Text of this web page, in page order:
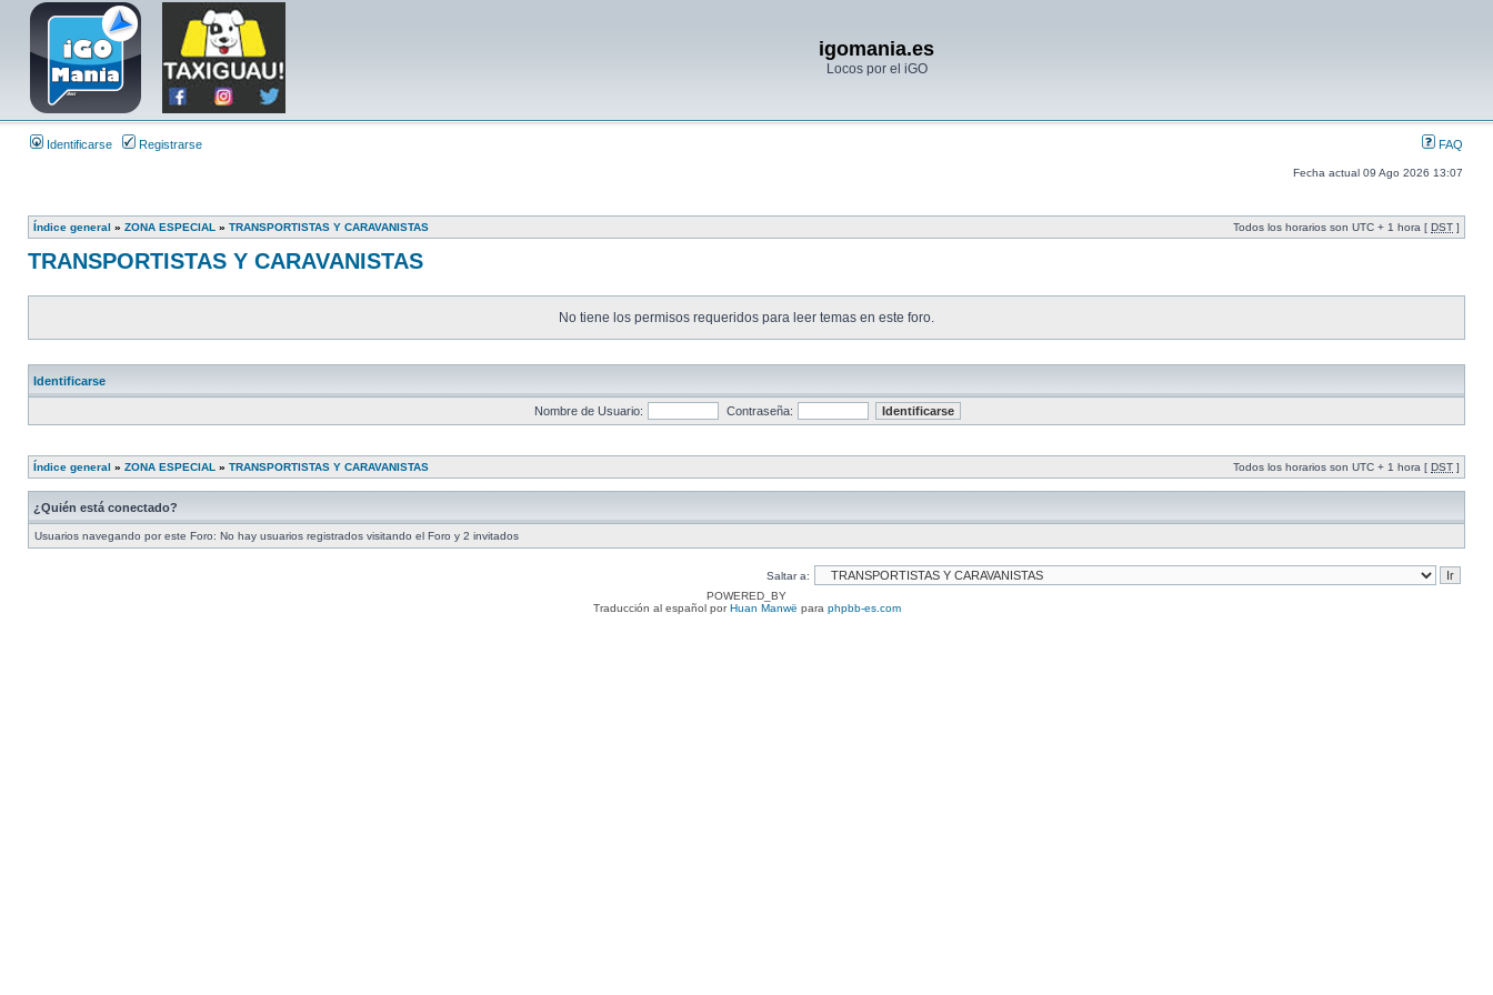
igomania.es
Locos por el iGO
Identificarse Registrarse FAQ
Fecha actual 09 Ago 2026 13:07
Índice general » ZONA ESPECIAL » TRANSPORTISTAS Y CARAVANISTAS Todos los horarios son UTC + 1 hora [ DST ]
TRANSPORTISTAS Y CARAVANISTAS
No tiene los permisos requeridos para leer temas en este foro.
Identificarse
Nombre de Usuario: Contraseña:
Índice general » ZONA ESPECIAL » TRANSPORTISTAS Y CARAVANISTAS Todos los horarios son UTC + 1 hora [ DST ]
¿Quién está conectado?
Usuarios navegando por este Foro: No hay usuarios registrados visitando el Foro y 2 invitados
Saltar a:
POWERED_BY
Traducción al español porHuan Manwë para phpbb-es.com